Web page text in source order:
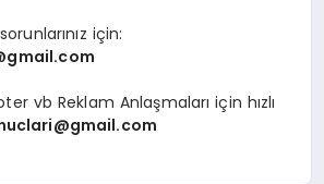
için:
vb Reklam Anlaşmaları için hızlı